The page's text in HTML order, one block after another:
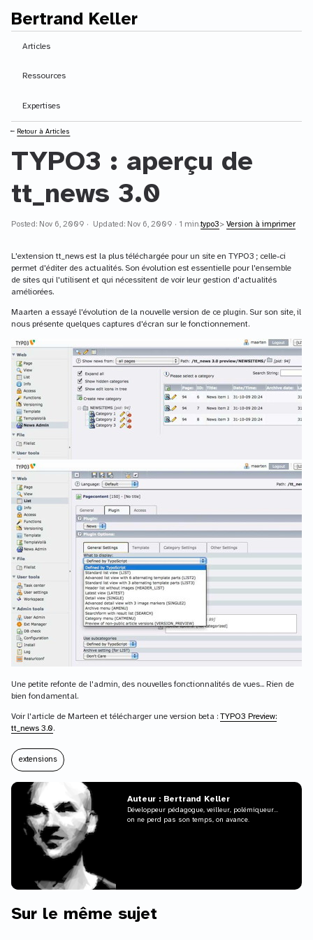
Contenu principal
Bertrand Keller
Articles
Ressources
Expertises
⭠ Retour à Articles
TYPO3 : aperçu de
tt_news 3.0
Posted: Nov 6, 2009 · Updated: Nov 6, 2009 · 1 min.typo3> Version à imprimer
L'extension tt_news est la plus téléchargée pour un site en TYPO3 ; celle-ci
permet d'éditer des actualités. Son évolution est essentielle pour l'ensemble
de sites qui l'utilisent et qui nécessitent de voir leur gestion d'actualités
améliorées.
Maarten a essayé l'évolution de la nouvelle version de ce plugin. Sur son site, il
nous présente quelques captures d'écran sur le fonctionnement.
Une petite refonte de l'admin, des nouvelles fonctionnalités de vues... Rien de
bien fondamental.
Voir l'article de Marteen et télécharger une version beta : TYPO3 Preview:
tt_news 3.0.
extensions
Auteur : Bertrand Keller
Développeur pédagogue, veilleur, polémiqueur...
on ne perd pas son temps, on avance.
Sur le même sujet